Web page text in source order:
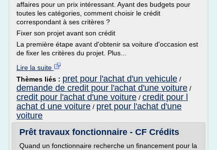
affaires pour un prix intéressant. Ayant des budgets pour
toutes les catégories, comment choisir le crédit
correspondant à ses critères ?
Fixer son projet avant son crédit
La première étape avant d'obtenir sa voiture d'occasion est
de fixer les critères du projet. Plus...
Lire la suite
Thèmes liés : pret pour l'achat d'un vehicule /
demande de credit pour l'achat d'une voiture /
credit pour l'achat d'une voiture / credit pour l
achat d une voiture / pret pour l'achat d'une
voiture
Prêt travaux fonctionnaire - CF Crédits
Quand un fonctionnaire recherche un financement pour la